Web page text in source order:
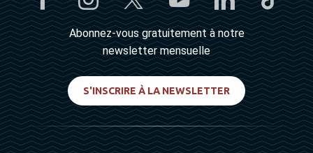
Abonnez-vous gratuitement à notre
newsletter mensuelle
S'INSCRIRE À LA NEWSLETTER